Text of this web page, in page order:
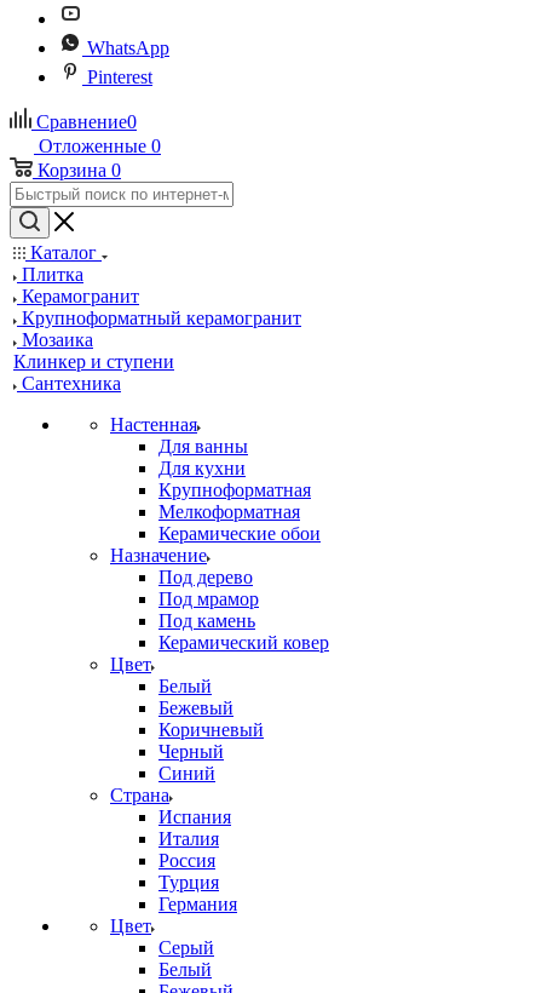
WhatsApp
Pinterest
Сравнение0
Отложенные 0
Корзина 0
Каталог
Плитка
Керамогранит
Крупноформатный керамогранит
Мозаика
Клинкер и ступени
Сантехника
Настенная
Для ванны
Для кухни
Крупноформатная
Мелкоформатная
Керамические обои
Назначение
Под дерево
Под мрамор
Под камень
Керамический ковер
Цвет
Белый
Бежевый
Коричневый
Черный
Синий
Страна
Испания
Италия
Россия
Турция
Германия
Цвет
Серый
Белый